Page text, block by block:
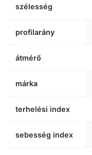
szélesség
profilarány
átmérő
márka
terhelési index
sebesség index